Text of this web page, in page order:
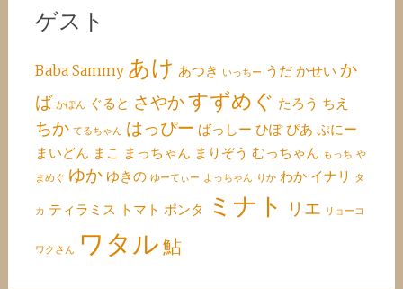
ゲスト
Baba Sammy あけ あつき いっちー うだ かせい か
ば かぽん ぐると さやかすずめぐ たろう ちえ
ちか てるちゃん はっぴー ばっしー ひぽ ぴあ ぷにー
まいどん まこ まっちゃん まりぞう むっちゃん もっち や
まめぐ ゆか ゆきの ゆーてぃー よっちゃん りか わか イナリ タ
カ ティラミス トマト ポンタ ミナト リエ リョーコ
ワクさん ワタル鮎